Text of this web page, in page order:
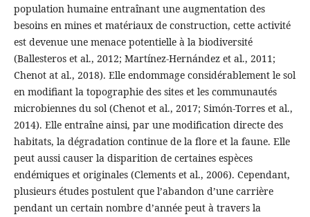
population humaine entraînant une augmentation des
besoins en mines et matériaux de construction, cette activité
est devenue une menace potentielle à la biodiversité
(Ballesteros et al., 2012; Martínez-Hernández et al., 2011;
Chenot at al., 2018). Elle endommage considérablement le sol
en modifiant la topographie des sites et les communautés
microbiennes du sol (Chenot et al., 2017; Simón-Torres et al.,
2014). Elle entraîne ainsi, par une modification directe des
habitats, la dégradation continue de la flore et la faune. Elle
peut aussi causer la disparition de certaines espèces
endémiques et originales (Clements et al., 2006). Cependant,
plusieurs études postulent que l’abandon d’une carrière
pendant un certain nombre d’année peut à travers la